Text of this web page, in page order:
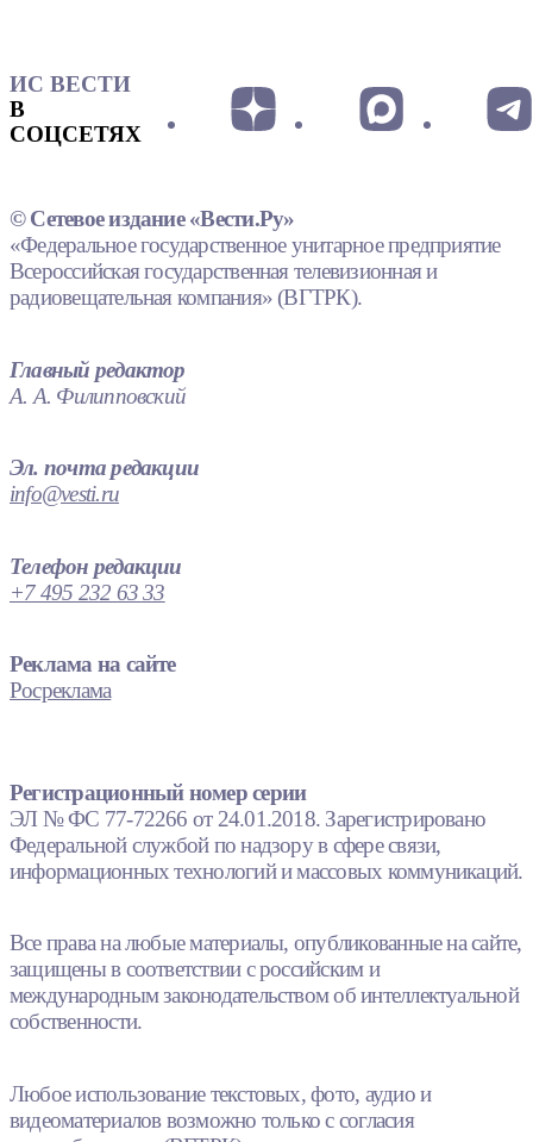
ИС ВЕСТИ
В
СОЦСЕТЯХ
© Сетевое издание «Вести.Ру»
«Федеральное государственное унитарное предприятие
Всероссийская государственная телевизионная и
радиовещательная компания» (ВГТРК).
Главный редактор
А. А. Филипповский
Эл. почта редакции
info@vesti.ru
Телефон редакции
+7 495 232 63 33
Реклама на сайте
Росреклама
Регистрационный номер серии
ЭЛ № ФС 77-72266 от 24.01.2018. Зарегистрировано
Федеральной службой по надзору в сфере связи,
информационных технологий и массовых коммуникаций.
Все права на любые материалы, опубликованные на сайте,
защищены в соответствии с российским и
международным законодательством об интеллектуальной
собственности.
Любое использование текстовых, фото, аудио и
видеоматериалов возможно только с согласия